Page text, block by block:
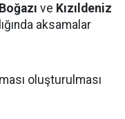
ve Kızıldeniz
aksamalar
oluşturulması